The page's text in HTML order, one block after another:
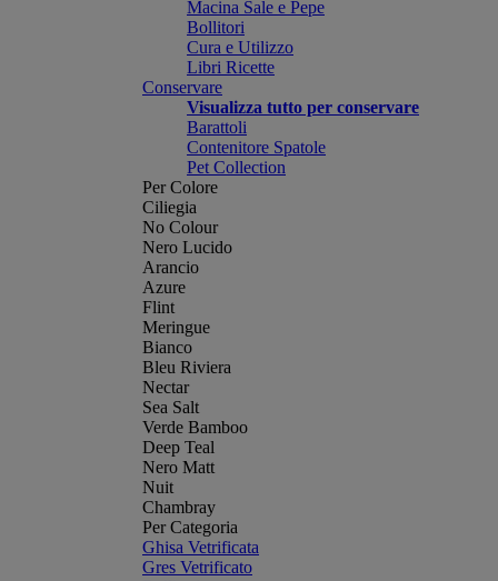
Macina Sale e Pepe
Bollitori
Cura e Utilizzo
Libri Ricette
Conservare
Visualizza tutto per conservare
Barattoli
Contenitore Spatole
Pet Collection
Per Colore
Ciliegia
No Colour
Nero Lucido
Arancio
Azure
Flint
Meringue
Bianco
Bleu Riviera
Nectar
Sea Salt
Verde Bamboo
Deep Teal
Nero Matt
Nuit
Chambray
Per Categoria
Ghisa Vetrificata
Gres Vetrificato